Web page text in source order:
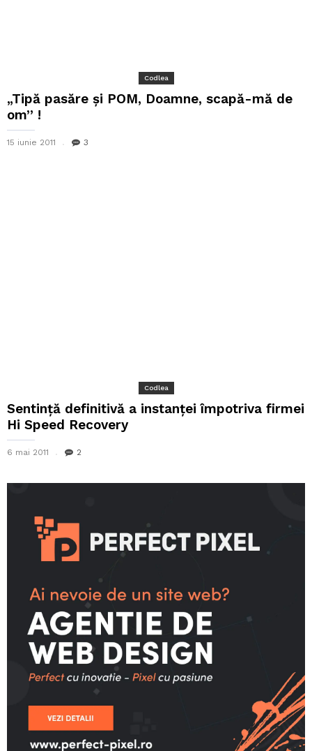
Codlea
„Tipă pasăre şi POM, Doamne, scapă-mă de
om” !
15 iunie 2011 3
Codlea
Sentinţă definitivă a instanţei împotriva firmei
Hi Speed Recovery
6 mai 2011 2